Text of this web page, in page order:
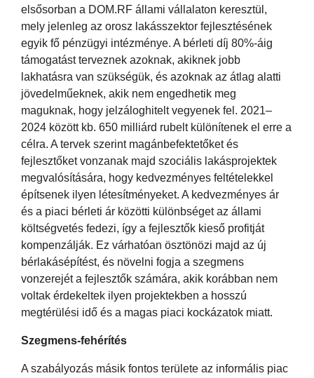
elsősorban a DOM.RF állami vállalaton keresztül,
mely jelenleg az orosz lakásszektor fejlesztésének
egyik fő pénzügyi intézménye. A bérleti díj 80%-áig
támogatást terveznek azoknak, akiknek jobb
lakhatásra van szükségük, és azoknak az átlag alatti
jövedelműeknek, akik nem engedhetik meg
maguknak, hogy jelzáloghitelt vegyenek fel. 2021–
2024 között kb. 650 milliárd rubelt különítenek el erre a
célra. A tervek szerint magánbefektetőket és
fejlesztőket vonzanak majd szociális lakásprojektek
megvalósítására, hogy kedvezményes feltételekkel
építsenek ilyen létesítményeket. A kedvezményes ár
és a piaci bérleti ár közötti különbséget az állami
költségvetés fedezi, így a fejlesztők kieső profitját
kompenzálják. Ez várhatóan ösztönözi majd az új
bérlakásépítést, és növelni fogja a szegmens
vonzerejét a fejlesztők számára, akik korábban nem
voltak érdekeltek ilyen projektekben a hosszú
megtérülési idő és a magas piaci kockázatok miatt.
Szegmens-fehérítés
A szabályozás másik fontos területe az informális piac